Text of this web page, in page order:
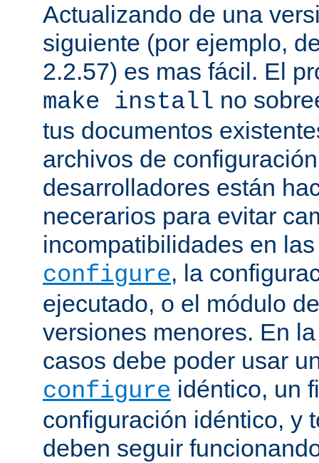
Actualizando de una
siguiente (por ejemplo,
2.2.57) es mas fácil. El
make install no
tus documentos
archivos de
desarrolladores están
necerarios para evitar
incompatibilidades en
configure, la
ejecutado, o el módulo
versiones menores. En
casos debe poder usar
configure idéntico, un
configuración idéntico, y
deben seguir